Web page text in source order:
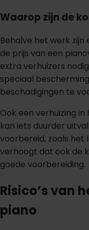
Waarop zijn de
Behalve het werk
de prijs van een
extra verhuizers
speciaal
beschadigingen te
Ook een verhuizing
kan iets duurder
voorbereid, zoals het
verhoogt dat ook de
goede voorbereiding.
Risico’s van
piano